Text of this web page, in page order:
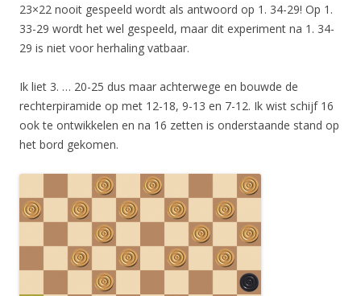
23×22 nooit gespeeld wordt als antwoord op 1. 34-29! Op 1.
33-29 wordt het wel gespeeld, maar dit experiment na 1. 34-
29 is niet voor herhaling vatbaar.
Ik liet 3. … 20-25 dus maar achterwege en bouwde de
rechterpiramide op met 12-18, 9-13 en 7-12. Ik wist schijf 16
ook te ontwikkelen en na 16 zetten is onderstaande stand op
het bord gekomen.